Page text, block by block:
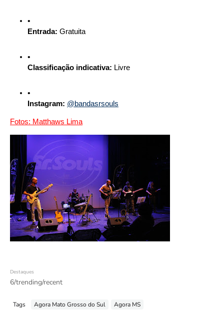
Entrada: Gratuita
Classificação indicativa: Livre
Instagram: @bandasrsouls
Fotos: Matthaws Lima
Destaques
6/trending/recent
Tags Agora Mato Grosso do Sul Agora MS